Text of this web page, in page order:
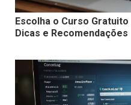
Escolha o Curso
Dicas e Recomendações